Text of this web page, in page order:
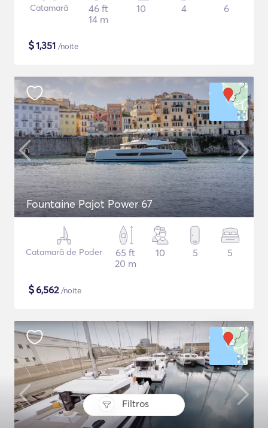
Filtros
Catamarã
46 ft
14 m
10 4 6
$1,351 /noite
Fountaine Pajot Power 67
Catamarã de Poder
65 ft
20 m
10 5 5
$6,562/noite